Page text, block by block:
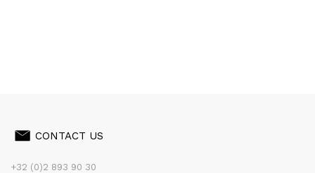
CONTACT US
+32 (0)2 893 90 30